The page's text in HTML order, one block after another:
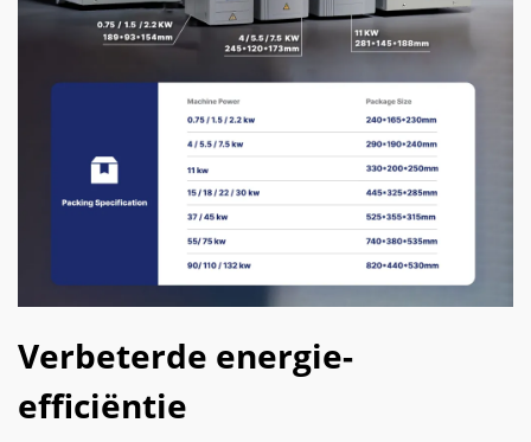
Verbeterde energie-
efficiëntie